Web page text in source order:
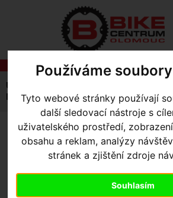
Používáme
Tyto webové stránky používají
další sledovací nástroje s
uživatelského prostředí,
obsahu a reklam, analýzy
stránek a zjištění zdroje
Souhlasím
Úvodní strana
Pánské
Therminal RBX Sport Bib
THERMINAL RBX
TIGHT WITHOUT
Black SMALL